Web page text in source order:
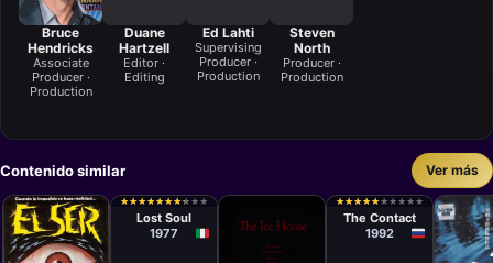
Bruce
Hendricks
Associate
Producer ·
Production
Duane
Hartzell
Editor ·
Editing
Ed Lahti
Supervising
Producer ·
Production
Steven
North
Producer ·
Production
Contenido similar Ver más
★
★★
★★
★★
★★
★★
★★
★★
★ ★
★ ★
★
Dino Risi
Lost Soul
1977
★
★★
★★
★★
★★
★★
★ ★
★ ★
★ ★
★ ★
★
Albert
Mkrtchyan
The Contact
1992